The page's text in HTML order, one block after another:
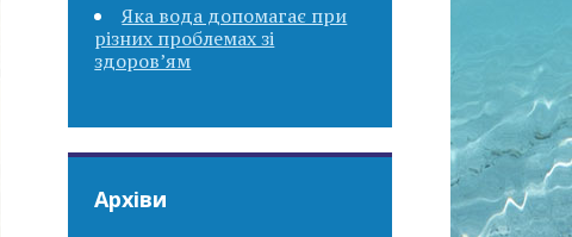
Яка вода допомагає при
різних проблемах зі
здоров’ям
Архіви